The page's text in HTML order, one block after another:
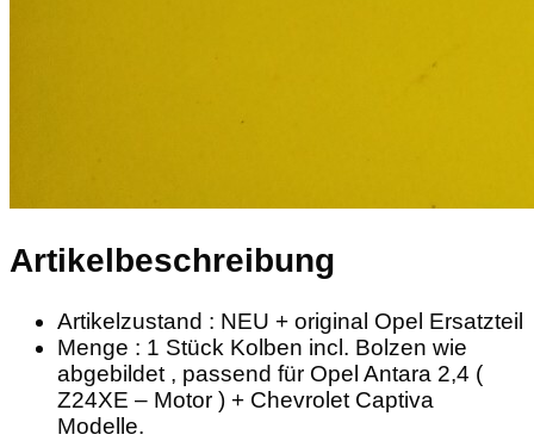
Artikelbeschreibung
Artikelzustand : NEU + original Opel Ersatzteil
Menge : 1 Stück Kolben incl. Bolzen wie
abgebildet , passend für Opel Antara 2,4 (
Z24XE – Motor ) + Chevrolet Captiva
Modelle.